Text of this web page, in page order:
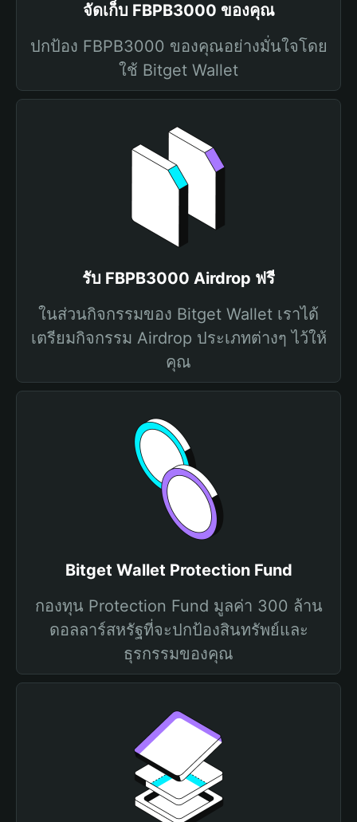
จัดเก็บ FBPB3000 ของคุณ
ปกป้อง FBPB3000 ของคุณอย่างมั่นใจโดย
ใช้ Bitget Wallet
รับ FBPB3000 Airdrop ฟรี
ในส่วนกิจกรรมของ Bitget Wallet เราได้
เตรียมกิจกรรม Airdrop ประเภทต่างๆ ไว้ให้
คุณ
Bitget Wallet Protection Fund
กองทุน Protection Fund มูลค่า 300 ล้าน
ดอลลาร์สหรัฐที่จะปกป้องสินทรัพย์และ
ธุรกรรมของคุณ